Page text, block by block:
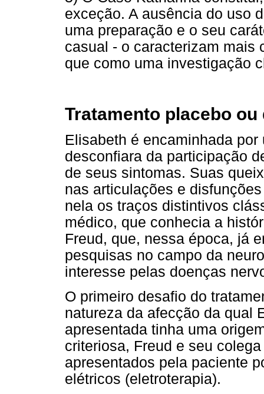
exceção. A ausência do uso
uma preparação e o seu
casual - o caracterizam mais
que como uma investigação
Tratamento placebo ou
Elisabeth é encaminhada
desconfiara da participação
de seus sintomas. Suas
nas articulações e
nela os traços distintivos
médico, que conhecia a
Freud, que, nessa época, já
pesquisas no campo da
interesse pelas doenças
O primeiro desafio do
natureza da afecção da qual
apresentada tinha uma
criteriosa, Freud e seu
apresentados pela paciente
elétricos (eletroterapia).